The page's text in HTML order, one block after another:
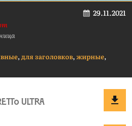
29.11.2021
,для заголовков,жирные,